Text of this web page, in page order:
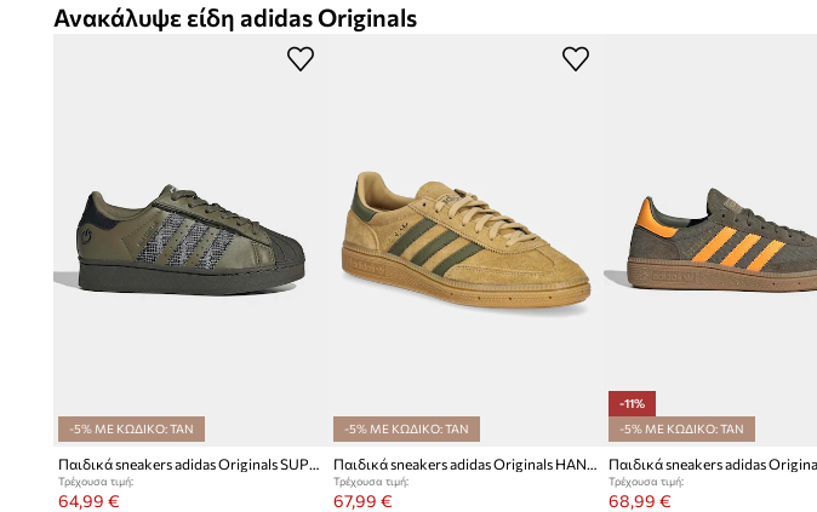
Ανακάλυψε είδη adidas Originals
-5% ΜΕ ΚΩΔΙΚΟ: TAN
Τρέχουσα τιμή:
64,99 €
-5% ΜΕ ΚΩΔΙΚΟ: TAN
Τρέχουσα τιμή:
67,99 €
-11%
-5% ΜΕ ΚΩΔΙΚΟ: TAN
Τρέχουσα τιμή:
68,99 €